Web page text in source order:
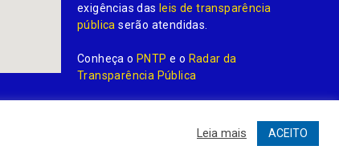
exigências dasleis de transparência
pública serão atendidas.
Conheça oPNTP e o Radar da
Transparência Pública
Leia mais ACEITO